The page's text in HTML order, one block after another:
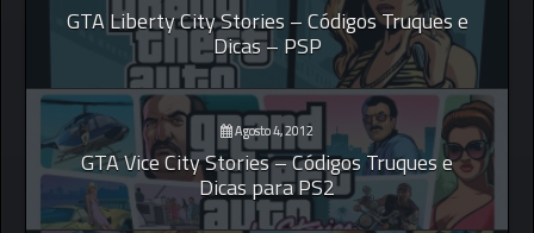
GTA Liberty City Stories – Códigos Truques e
Dicas – PSP
Agosto 4, 2012
GTA Vice City Stories – Códigos Truques e
Dicas para PS2